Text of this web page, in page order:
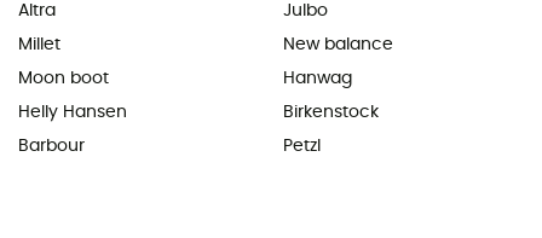
Altra
Millet
Moon boot
Helly Hansen
Barbour
Julbo
New balance
Hanwag
Birkenstock
Petzl